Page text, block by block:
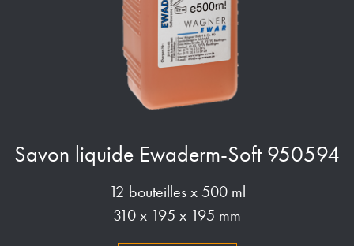
Savon liquide Ewaderm-Soft 950594
12 bouteilles x 500 ml
310 x 195 x 195 mm